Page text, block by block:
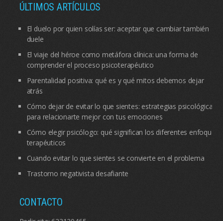
ÚLTIMOS ARTÍCULOS
El duelo por quien solías ser: aceptar que cambiar también
duele
El viaje del héroe como metáfora clínica: una forma de
comprender el proceso psicoterapéutico
Parentalidad positiva: qué es y qué mitos debemos dejar
atrás
Cómo dejar de evitar lo que sientes: estrategias psicológicas
para relacionarte mejor con tus emociones
Cómo elegir psicólogo: qué significan los diferentes enfoques
terapéuticos
Cuando evitar lo que sientes se convierte en el problema
Trastorno negativista desafiante
CONTACTO